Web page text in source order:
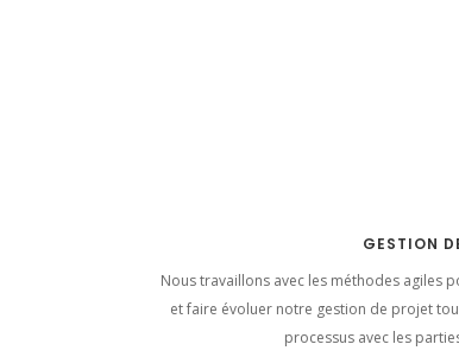
GESTION
Nous travaillons avec les méthodes agiles
et faire évoluer notre gestion de projet
processus avec les